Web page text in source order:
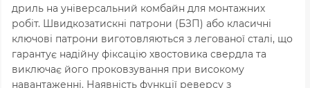
дриль на універсальний комбайн для монтажних
робіт. Швидкозатискні патрони (БЗП) або класичні
ключові патрони виготовляються з легованої сталі, що
гарантує надійну фіксацію хвостовика свердла та
виключає його проковзування при високому
навантаженні. Наявність функції реверсу з